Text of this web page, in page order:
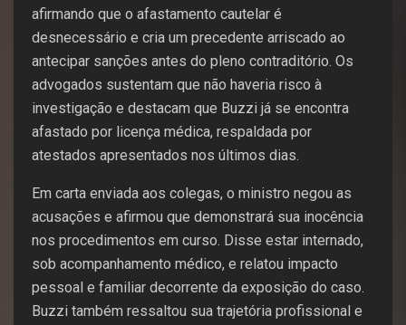
afirmando que o afastamento cautelar é
desnecessário e cria um precedente arriscado ao
antecipar sanções antes do pleno contraditório. Os
advogados sustentam que não haveria risco à
investigação e destacam que Buzzi já se encontra
afastado por licença médica, respaldada por
atestados apresentados nos últimos dias.
Em carta enviada aos colegas, o ministro negou as
acusações e afirmou que demonstrará sua inocência
nos procedimentos em curso. Disse estar internado,
sob acompanhamento médico, e relatou impacto
pessoal e familiar decorrente da exposição do caso.
Buzzi também ressaltou sua trajetória profissional e